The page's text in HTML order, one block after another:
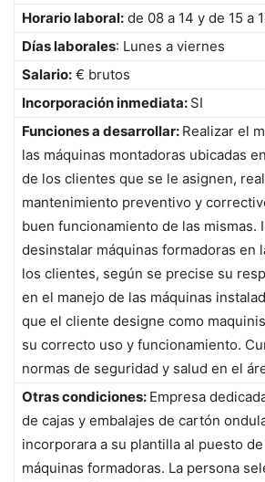
Horario laboral: de 08 a 14 y de 15 a
Días laborales: Lunes a viernes
Salario: € brutos
Incorporación inmediata: SI
Funciones a desarrollar: Realizar el
las máquinas montadoras ubicadas
de los clientes que se le asignen,
mantenimiento preventivo y
buen funcionamiento de las mismas.
desinstalar máquinas formadoras en
los clientes, según se precise su
en el manejo de las máquinas
que el cliente designe como
su correcto uso y funcionamiento.
normas de seguridad y salud en el
Otras condiciones: Empresa
de cajas y embalajes de cartón
incorporara a su plantilla al puesto
máquinas formadoras. La persona